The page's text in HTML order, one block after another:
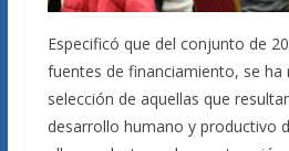
Especificó que del conjunto de
fuentes de financiamiento, se ha
selección de aquellas que
desarrollo humano y productivo